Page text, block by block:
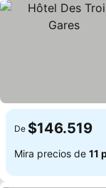
De $146.519
Mira precios de 11